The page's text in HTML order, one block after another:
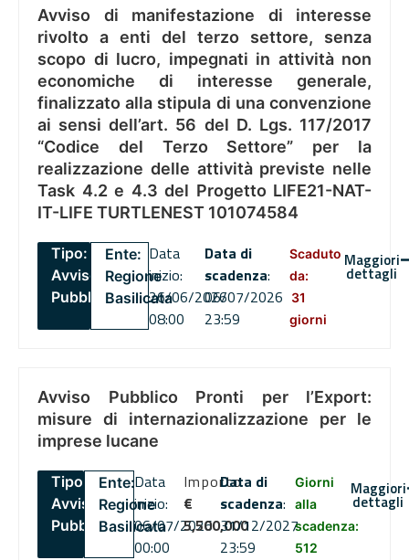
Avviso di manifestazione di interesse
rivolto a enti del terzo settore, senza
scopo di lucro, impegnati in attività non
economiche di interesse generale,
finalizzato alla stipula di una convenzione
ai sensi dell’art. 56 del D. Lgs. 117/2017
“Codice del Terzo Settore” per la
realizzazione delle attività previste nelle
Task 4.2 e 4.3 del Progetto LIFE21-NAT-
IT-LIFE TURTLENEST 101074584
Tipo:
Avviso
Pubblico
Ente:
Regione
Basilicata
Data
inizio:
26/06/2026
08:00
Data di
scadenza:
06/07/2026
23:59
Scaduto
da:
31
giorni
Maggiori
dettagli
Avviso Pubblico Pronti per l’Export:
misure di internazionalizzazione per le
imprese lucane
Tipo:
Avviso
Pubblico
Ente:
Regione
Basilicata
Data
inizio:
06/07/2026
00:00
Importo
€
5,500,000
Data di
scadenza:
31/12/2027
23:59
Giorni
alla
scadenza:
512
Maggiori
dettagli